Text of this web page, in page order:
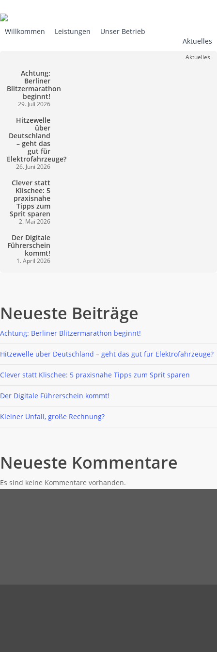
to
main
Willkommen Leistungen
Unser Betrieb
Aktuelles
Aktuelles
Achtung:
Berliner
Blitzermarathon
beginnt!
29. Juli 2026
Hitzewelle
über
Deutschland
– geht das
gut für
Elektrofahrzeuge?
26. Juni 2026
Clever statt
Klischee: 5
praxisnahe
Tipps zum
Sprit sparen
2. Mai 2026
Der Digitale
Führerschein
kommt!
1. April 2026
sensorik
Kleiner
Unfall,
große
Rechnung?
Aktuelles
Kleiner Unfall, große
Neueste Beiträge
Achtung: Berliner Blitzermarathon beginnt!
Hitzewelle über Deutschland – geht das gut für Elektrofahrzeuge?
Clever statt Klischee: 5 praxisnahe Tipps zum Sprit sparen
Der Digitale Führerschein kommt!
Kleiner Unfall, große Rechnung?
Neueste Kommentare
Es sind keine Kommentare vorhanden.